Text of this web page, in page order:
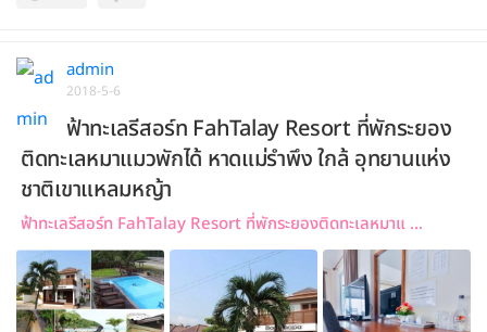
admin
2018-5-6
ฟ้าทะเลรีสอร์ท FahTalay Resort ที่พักระยอง
ติดทะเลหมาแมวพักได้ หาดแม่รำพึง ใกล้ อุทยานแห่ง
ชาติเขาแหลมหญ้า
ฟ้าทะเลรีสอร์ท FahTalay Resort ที่พักระยองติดทะเลหมาแ ...